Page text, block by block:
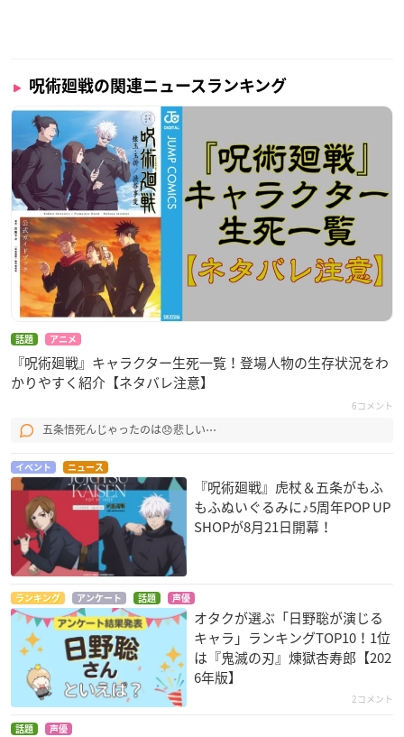
呪術廻戦の関連ニュースランキング
話題 アニメ
『呪術廻戦』キャラクター生死一覧！登場人物の生存状況をわ
かりやすく紹介【ネタバレ注意】
6コメント
五条悟死んじゃったのは😞悲しい⋯
イベント ニュース
『呪術廻戦』虎杖＆五条がもふ
もふぬいぐるみに♪5周年POP UP
SHOPが8月21日開幕！
ランキング アンケート 話題 声優
オタクが選ぶ「日野聡が演じる
キャラ」ランキングTOP10！1位
は『鬼滅の刃』煉󠄁獄杏寿郎【202
6年版】
2コメント
話題 声優